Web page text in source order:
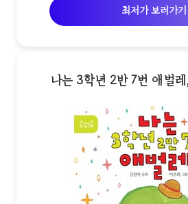
최저가 보러가기
나는 3학년 2반 7번 애벌